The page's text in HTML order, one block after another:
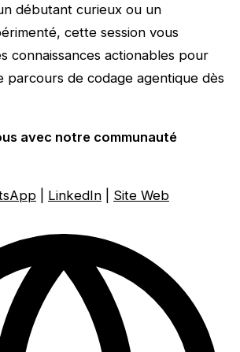
débutant curieux ou un
cette session vous
connaissances actionables pour
parcours de codage agentique dès
avec notre communauté
LinkedIn Site Web